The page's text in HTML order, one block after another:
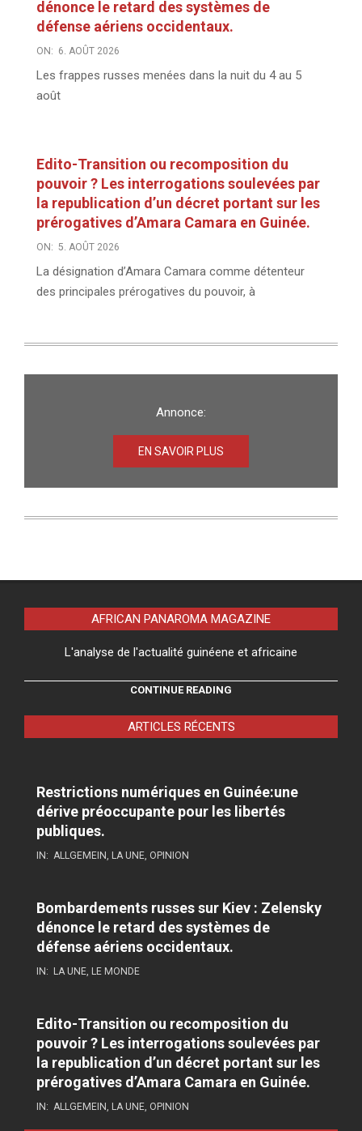
dénonce le retard des systèmes de
défense aériens occidentaux.
ON: 6. AOÛT 2026
Les frappes russes menées dans la nuit du 4 au 5
août
Edito-Transition ou recomposition du
pouvoir ? Les interrogations soulevées par
la republication d’un décret portant sur les
prérogatives d’Amara Camara en Guinée.
ON: 5. AOÛT 2026
La désignation d’Amara Camara comme détenteur
des principales prérogatives du pouvoir, à
Annonce:
EN SAVOIR PLUS
AFRICAN PANAROMA MAGAZINE
L'analyse de l'actualité guinéene et africaine
CONTINUE READING
ARTICLES RÉCENTS
Restrictions numériques en Guinée:une
dérive préoccupante pour les libertés
publiques.
IN: ALLGEMEIN, LA UNE, OPINION
Bombardements russes sur Kiev : Zelensky
dénonce le retard des systèmes de
défense aériens occidentaux.
IN: LA UNE, LE MONDE
Edito-Transition ou recomposition du
pouvoir ? Les interrogations soulevées par
la republication d’un décret portant sur les
prérogatives d’Amara Camara en Guinée.
IN: ALLGEMEIN, LA UNE, OPINION